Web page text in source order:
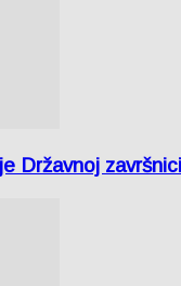
Državnoj